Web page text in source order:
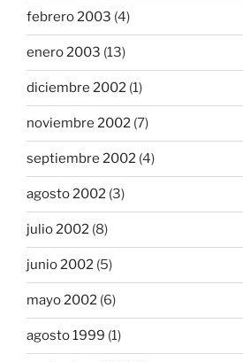
febrero 2003 (4)
enero 2003 (13)
diciembre 2002 (1)
noviembre 2002 (7)
septiembre 2002 (4)
agosto 2002 (3)
julio 2002 (8)
junio 2002 (5)
mayo 2002 (6)
agosto 1999 (1)